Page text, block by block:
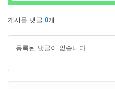
게시물 댓글 0개
등록된 댓글이 없습니다.